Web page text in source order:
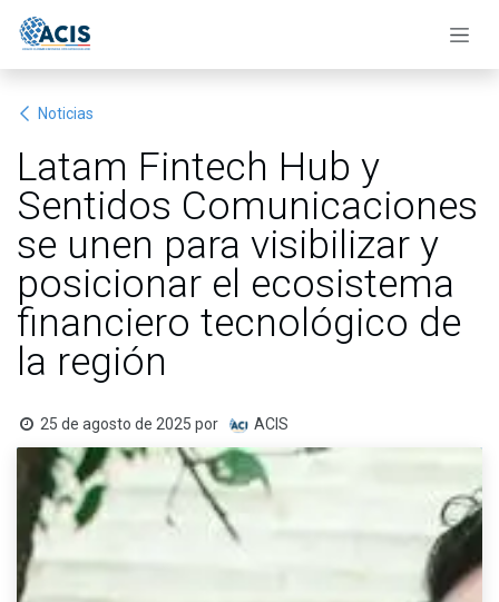
Noticias
Latam Fintech Hub y
Sentidos Comunicaciones
se unen para visibilizar y
posicionar el ecosistema
financiero tecnológico de
la región
25 de agosto de 2025 por ACIS